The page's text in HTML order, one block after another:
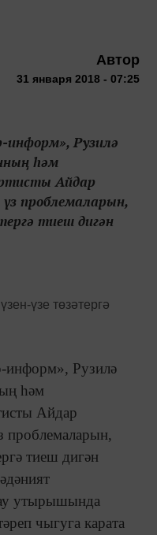
Автор
31 января 2018 - 07:25
информ», Рузилә
һәм
Айдар
проблемаларын,
тиеш дигән
информ», Рузилә
һәм
Айдар
проблемаларын,
тиеш дигән
утырышында
чыгуга карата